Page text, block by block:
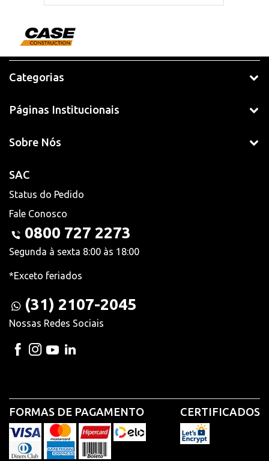
Categorias
Páginas Institucionais
Sobre Nós
SAC
Status do Pedido
Fale Conosco
0800 727 2273
Segunda à sexta 8:00 às 18:00
*Exceto feriados
(31) 2107-2045
Nossas Redes Sociais
FORMAS DE PAGAMENTO CERTIFICADOS